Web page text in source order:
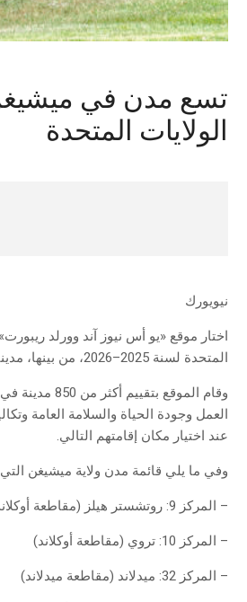
تسع مدن في
الولايات المتحدة
نيويورك
المتحدة لسنة 2025–2026، من بينها، مدينتان في مقاطعة أوكلاند حلتا ضمن قائمة العشر الأوائل، وهما روتشستر هيلز وتروي.
وقام
العمل وجودة الحياة والسلامة العامة
عند اختيار مكان إقامتهم التالي.
وفي ما يلي قائمة مدن ولاية ميشيغن
– المركز 9: روتشستر هيلز (مقاطعة أوكلاند)
– المركز 10: تروي (مقاطعة أوكلاند)
– المركز 32: ميدلاند (مقاطعة ميدلاند)